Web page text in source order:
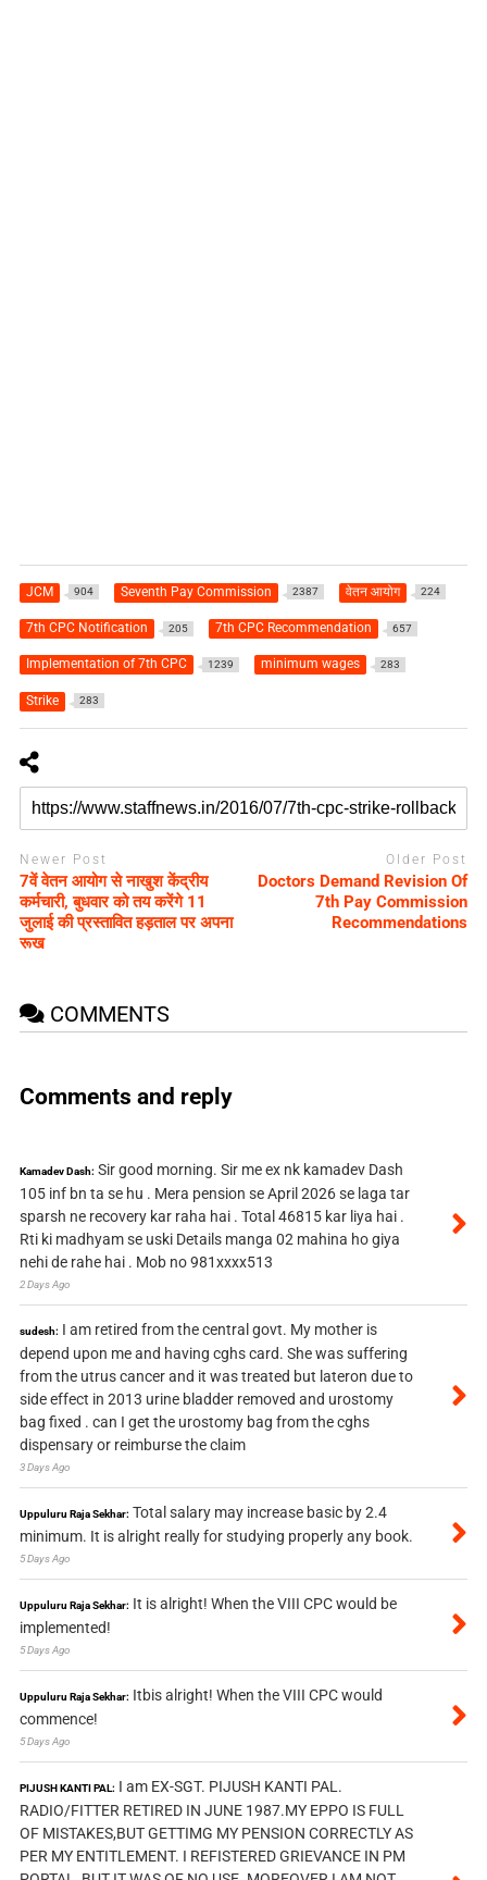
JCM 904 Seventh Pay Commission 2387 वेतन आयोग 224
7th CPC Notification 205 7th CPC Recommendation 657
Implementation of 7th CPC 1239 minimum wages 283
Strike 283
Newer Post
7वें वेतन आयोग से नाखुश केंद्रीय
कर्मचारी, बुधवार को तय करेंगे 11
जुलाई की प्रस्तावित हड़ताल पर अपना
रूख
Older Post
Doctors Demand Revision Of
7th Pay Commission
Recommendations
COMMENTS
Comments and reply
Kamadev Dash: Sir good morning. Sir me ex nk kamadev Dash
105 inf bn ta se hu . Mera pension se April 2026 se laga tar
sparsh ne recovery kar raha hai . Total 46815 kar liya hai .
Rti ki madhyam se uski Details manga 02 mahina ho giya
nehi de rahe hai . Mob no 981xxxx513
2 Days Ago
sudesh: I am retired from the central govt. My mother is
depend upon me and having cghs card. She was suffering
from the utrus cancer and it was treated but lateron due to
side effect in 2013 urine bladder removed and urostomy
bag fixed . can I get the urostomy bag from the cghs
dispensary or reimburse the claim
3 Days Ago
Uppuluru Raja Sekhar: Total salary may increase basic by 2.4
minimum. It is alright really for studying properly any book.
5 Days Ago
Uppuluru Raja Sekhar: It is alright! When the VIII CPC would be
implemented!
5 Days Ago
Uppuluru Raja Sekhar: Itbis alright! When the VIII CPC would
commence!
5 Days Ago
PIJUSH KANTI PAL: I am EX-SGT. PIJUSH KANTI PAL.
RADIO/FITTER RETIRED IN JUNE 1987.MY EPPO IS FULL
OF MISTAKES,BUT GETTIMG MY PENSION CORRECTLY AS
PER MY ENTITLEMENT. I REFISTERED GRIEVANCE IN PM